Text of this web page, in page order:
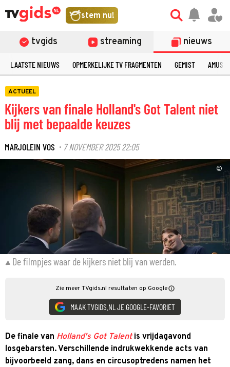
stem nu!
tvgids streaming nieuws
LAATSTE NIEUWS OPMERKELIJKE TV FRAGMENTEN GEMIST
ACTUEEL
Kijkers van finale Holland's Got Talent niet
blij met bepaalde keuzes
MARJOLEIN VOS · 7 NOVEMBER 2025 22:05
©
De filmpjes waar de kijkers niet blij van werden.
Zie meer TVgids.nl resultaten op Google
MAAK TVGIDS.NL JE GOOGLE-FAVORIET
De finale van Holland's Got Talentis vrijdagavond
losgebarsten. Verschillende indrukwekkende acts van
bijvoorbeeld zang, dans en circusoptredens namen het